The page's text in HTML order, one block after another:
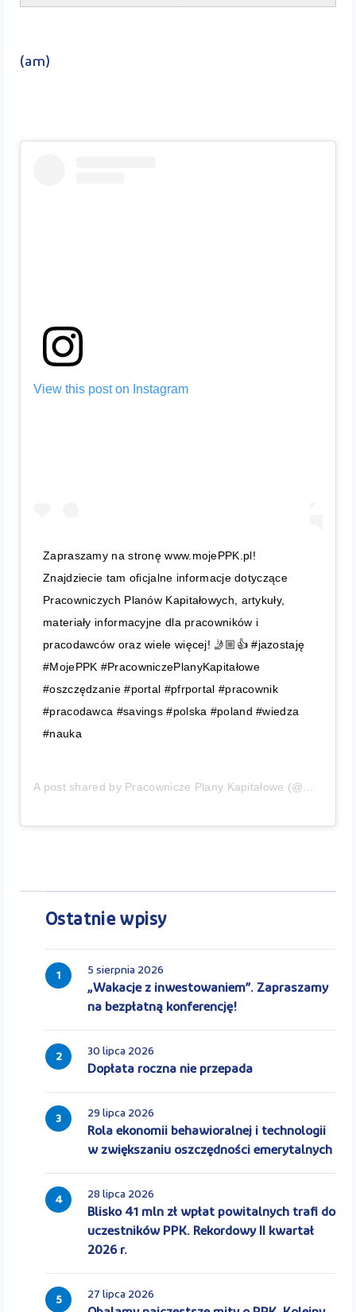
(am)
View this post on Instagram
Zapraszamy na stronę www.mojePPK.pl!
Znajdziecie tam oficjalne informacje dotyczące
Pracowniczych Planów Kapitałowych, artykuły,
materiały informacyjne dla pracowników i
pracodawców oraz wiele więcej! 🤳🏼👍 #jazostaję
#MojePPK #PracowniczePlanyKapitałowe
#oszczędzanie #portal #pfrportal #pracownik
#pracodawca #savings #polska #poland #wiedza
#nauka
A post shared by Pracownicze Plany Kapitałowe (@moje_ppk) on
Ostatnie wpisy
1 5 sierpnia 2026
„Wakacje z inwestowaniem”. Zapraszamy
na bezpłatną konferencję!
2 30 lipca 2026
Dopłata roczna nie przepada
3 29 lipca 2026
Rola ekonomii behawioralnej i technologii
w zwiększaniu oszczędności emerytalnych
4 28 lipca 2026
Blisko 41 mln zł wpłat powitalnych trafi do
uczestników PPK. Rekordowy II kwartał
2026 r.
5 27 lipca 2026